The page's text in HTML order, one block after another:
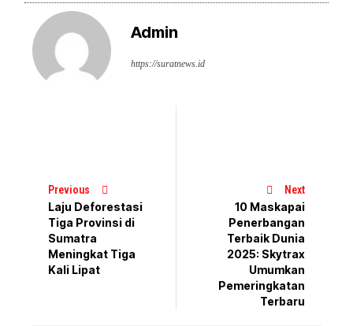
Admin
https://suratnews.id
Previous
Laju Deforestasi
Tiga Provinsi di
Sumatra
Meningkat Tiga
Kali Lipat
Next
10 Maskapai
Penerbangan
Terbaik Dunia
2025: Skytrax
Umumkan
Pemeringkatan
Terbaru